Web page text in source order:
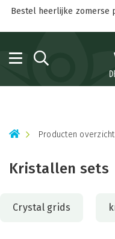
Bestel heerlijke zomerse
Producten overzicht
Kristallen sets
Crystal grids